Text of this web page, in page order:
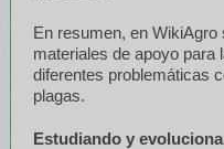
En resumen, en
materiales de apoyo para
diferentes problemáticas
plagas.
Estudiando y